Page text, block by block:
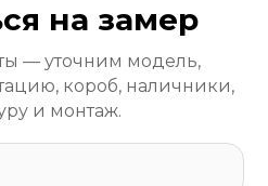
на замер
— уточним модель,
короб, наличники,
и монтаж.